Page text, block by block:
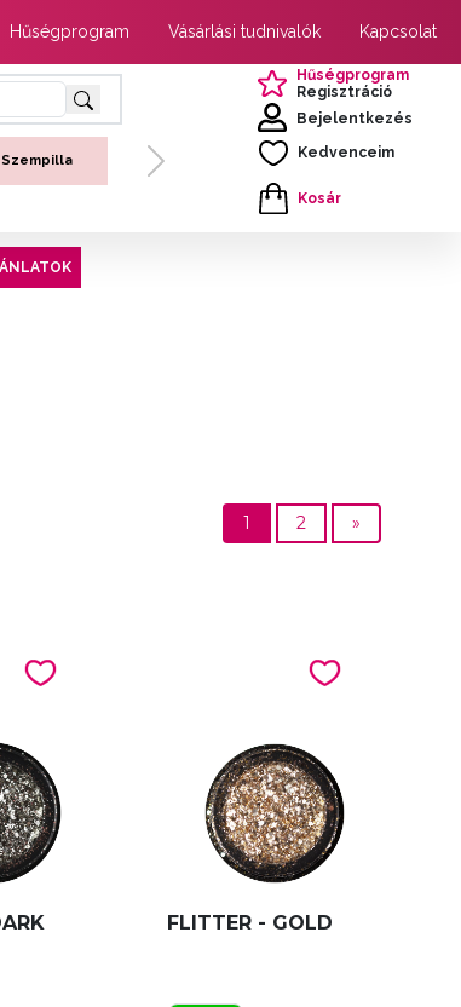
Hűségprogram Vásárlási tudnivalók Kapcsolat
Szempilla
Next
Hűségprogram
Regisztráció
Bejelentkezés
Kedvenceim
Kosár
1 2 »
FLITTER - GOLD